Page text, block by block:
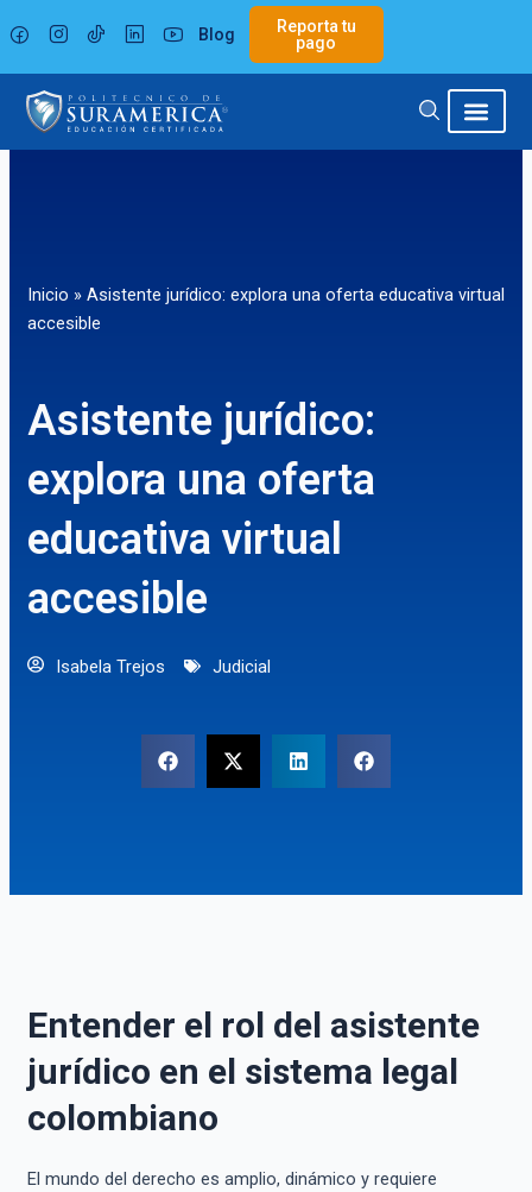
al
contenido
Blog
Reporta tu
pago
Inicio » Asistente jurídico: explora una oferta educativa virtual
accesible
Asistente jurídico:
explora una oferta
educativa virtual
accesible
Isabela Trejos Judicial
Entender el rol del asistente
jurídico en el sistema legal
colombiano
El mundo del derecho es amplio, dinámico y requiere